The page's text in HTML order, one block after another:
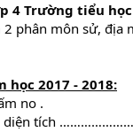
4 Trường tiểu
phân môn sử, địa
2017 - 2018:
no .
diện tích